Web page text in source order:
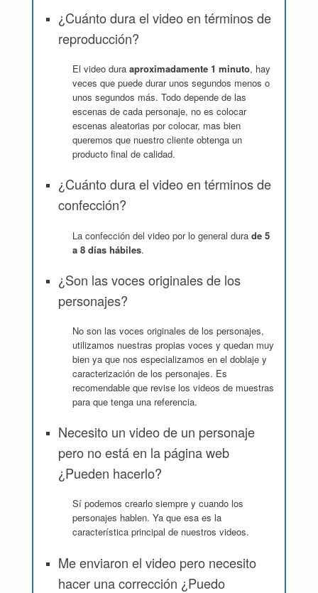
¿Cuánto dura el video en términos de
reproducción?
El video dura aproximadamente 1 minuto, hay
veces que puede durar unos segundos menos o
unos segundos más. Todo depende de las
escenas de cada personaje, no es colocar
escenas aleatorias por colocar, mas bien
queremos que nuestro cliente obtenga un
producto final de calidad.
¿Cuánto dura el video en términos de
confección?
La confección del video por lo general dura de 5
a 8 días hábiles.
¿Son las voces originales de los
personajes?
No son las voces originales de los personajes,
utilizamos nuestras propias voces y quedan muy
bien ya que nos especializamos en el doblaje y
caracterización de los personajes. Es
recomendable que revise los videos de muestras
para que tenga una referencia.
Necesito un video de un personaje
pero no está en la página web
¿Pueden hacerlo?
Sí podemos crearlo siempre y cuando los
personajes hablen. Ya que esa es la
característica principal de nuestros videos.
Me enviaron el video pero necesito
hacer una corrección ¿Puedo